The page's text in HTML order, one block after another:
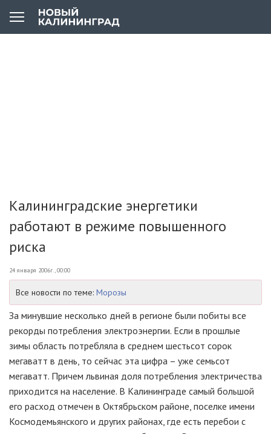
Калининградские энергетики
работают в режиме повышенного
риска
24 января 2006г., 00:00
Все новости по теме: Морозы
За минувшие несколько дней в регионе были побиты все
рекорды потребления электроэнергии. Если в прошлые
зимы область потребляла в среднем шестьсот сорок
мегаватт в день, то сейчас эта цифра – уже семьсот
мегаватт. Причем львиная доля потребления электричества
приходится на население. В Калининграде самый большой
его расход отмечен в Октябрьском районе, поселке имени
Космодемьянского и других районах, где есть перебои с